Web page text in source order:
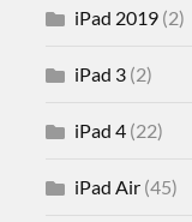
iPad 2019 (2)
iPad 3 (2)
iPad 4 (22)
iPad Air (45)